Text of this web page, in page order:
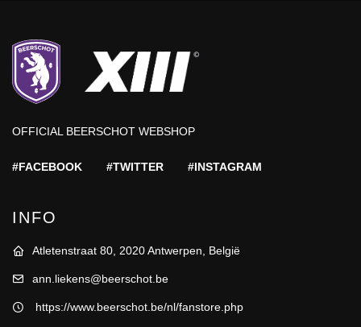
OFFICIAL BEERSCHOT WEBSHOP
#FACEBOOK #TWITTER #INSTAGRAM
INFO
Atletenstraat 80, 2020 Antwerpen, België
ann.liekens@beerschot.be
https://www.beerschot.be/nl/fanstore.php